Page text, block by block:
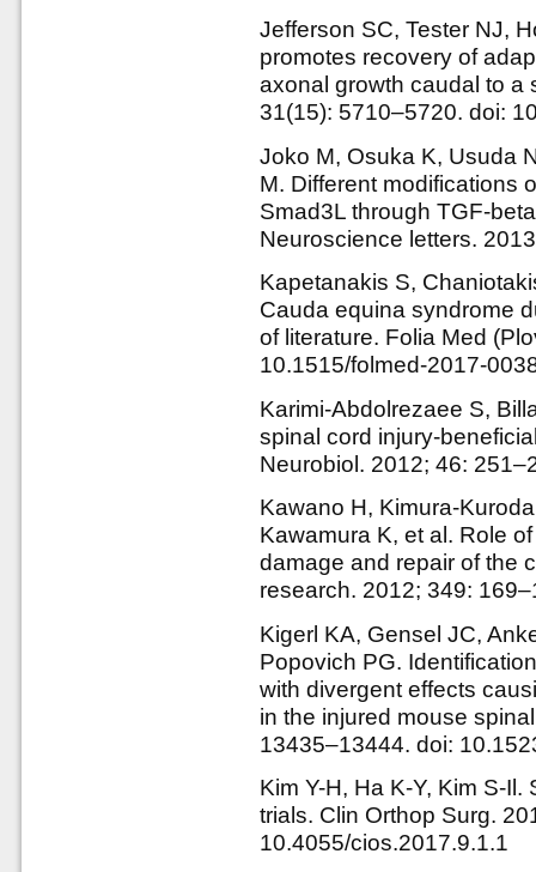
Jefferson SC, Tester NJ,
promotes recovery of
axonal growth caudal to a
31(15): 5710–5720. doi:
Joko M, Osuka K, Usuda
M. Different modifications
Smad3L through TGF-
Neuroscience letters.
Kapetanakis S,
Cauda equina syndrome
of literature. Folia Med
10.1515/folmed-2017-
Karimi-Abdolrezaee S,
spinal cord injury-
Neurobiol. 2012; 46:
Kawano H, Kimura-
Kawamura K, et al. Role
damage and repair of the
research. 2012; 349:
Kigerl KA, Gensel JC,
Popovich PG.
with divergent effects
in the injured mouse
13435–13444. doi:
Kim Y-H, Ha K-Y, Kim S-
trials. Clin Orthop Surg.
10.4055/cios.2017.9.1.1